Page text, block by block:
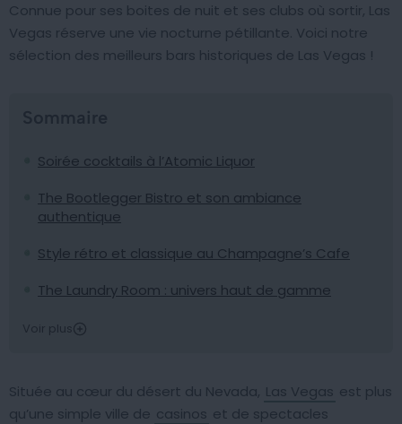
Connue pour ses boites de nuit et ses clubs où sortir, Las
Vegas réserve une vie nocturne pétillante. Voici notre
sélection des meilleurs bars historiques de Las Vegas !
Soirée cocktails à l’Atomic Liquor
The Bootlegger Bistro et son ambiance
authentique
Style rétro et classique au Champagne’s Cafe
The Laundry Room : univers haut de gamme
Voir plus
Située au cœur du désert du Nevada, Las Vegas est plus
qu’une simple ville de casinos et de spectacles